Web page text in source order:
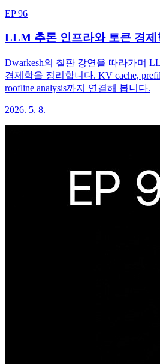
EP 96
LLM 추론 인프라와 토큰 경제
Dwarkesh의 칠판 강연을 따라가며
경제학을 정리합니다. KV cache,
roofline analysis까지 연결해 봅니다.
2026. 5. 8.